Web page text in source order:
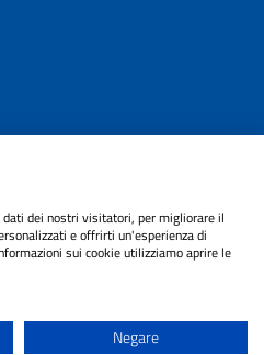
dei nostri visitatori, per migliorare il
e offrirti un'esperienza di
sui cookie utilizziamo aprire le
Negare